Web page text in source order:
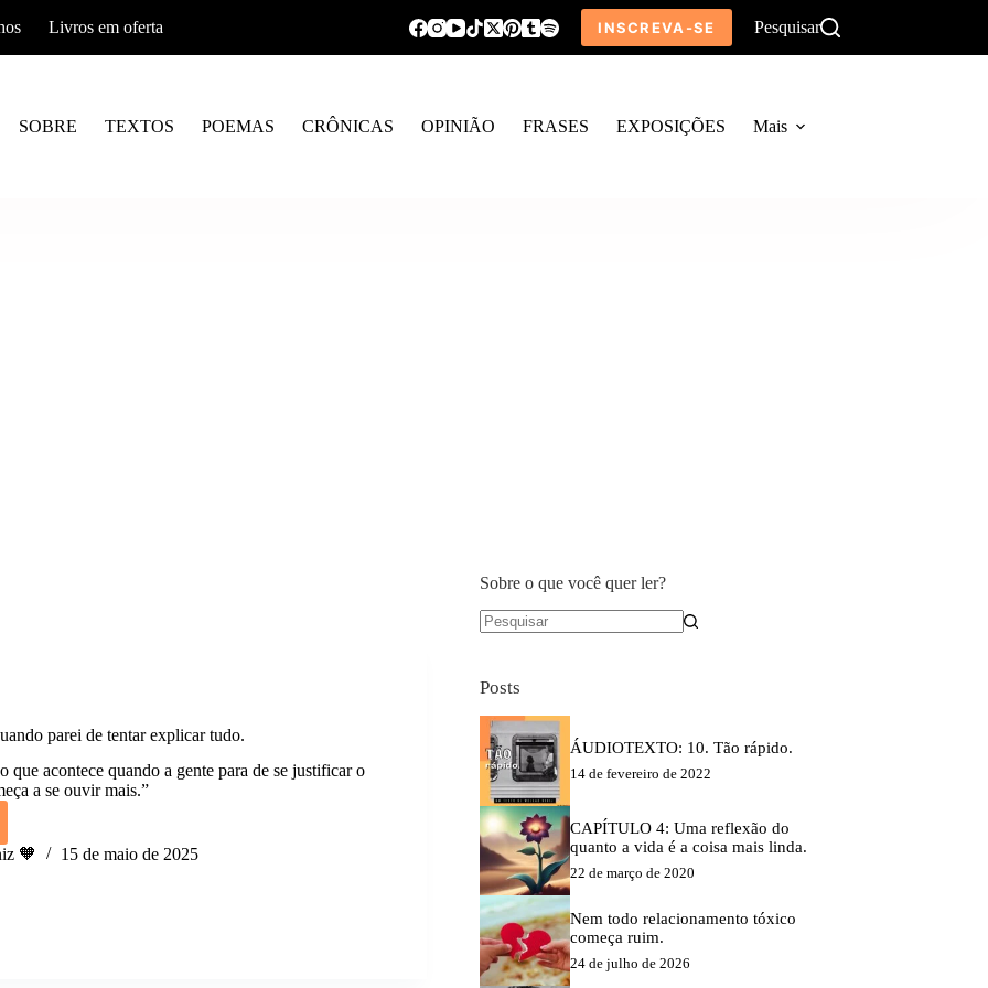
Livros em oferta INSCREVA-SE Pesquisar
SOBRE TEXTOS POEMAS CRÔNICAS OPINIÃO FRASES EXPOSIÇÕES Mais
parei de tentar explicar tudo.
que acontece quando a gente para de se justificar o
a se ouvir mais.”
🧡 15 de maio de 2025
Sobre o que você quer ler?
Posts
ÁUDIOTEXTO: 10. Tão rápido.
14 de fevereiro de 2022
CAPÍTULO 4: Uma reflexão do
quanto a vida é a coisa mais linda.
22 de março de 2020
Nem todo relacionamento tóxico
começa ruim.
24 de julho de 2026